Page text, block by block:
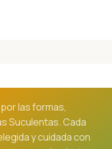
las formas,
Suculentas. Cada
y cuidada con